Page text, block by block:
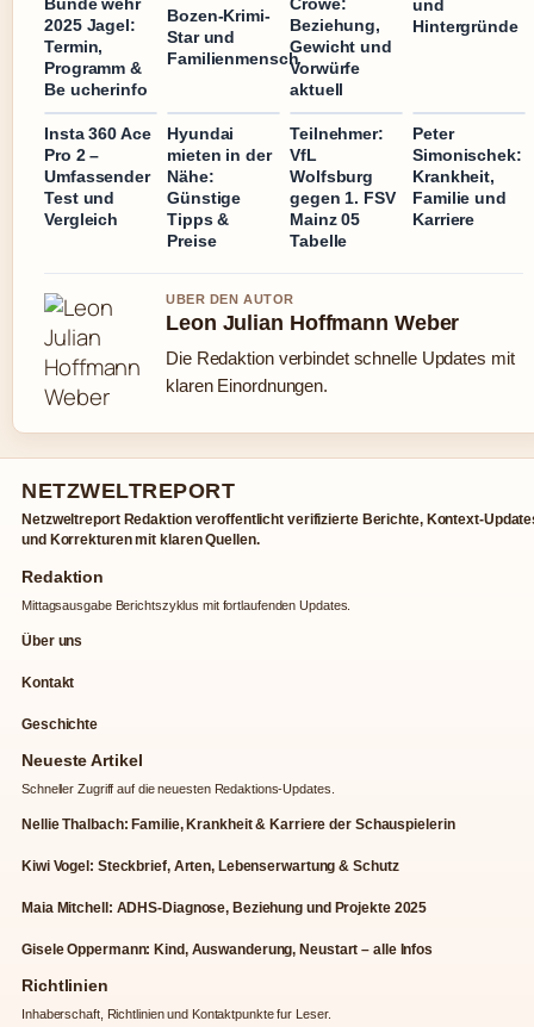
2025 Jagel:
Termin,
Programm &
Be ucherinfo
Bozen-Krimi-
Star und
Familienmensch
Beziehung,
Gewicht und
Vorwürfe
aktuell
und
Hintergründe
Insta 360 Ace
Pro 2 –
Umfassender
Test und
Vergleich
Hyundai
mieten in der
Nähe:
Günstige
Tipps &
Preise
Teilnehmer:
VfL
Wolfsburg
gegen 1. FSV
Mainz 05
Tabelle
Peter
Simonischek:
Krankheit,
Familie und
Karriere
UBER DEN AUTOR
Leon Julian Hoffmann Weber
Die Redaktion verbindet schnelle Updates mit
klaren Einordnungen.
NETZWELTREPORT
Netzweltreport Redaktion veroffentlicht verifizierte Berichte, Kontext-
und Korrekturen mit klaren Quellen.
Redaktion
Mittagsausgabe Berichtszyklus mit fortlaufenden Updates.
Über uns
Kontakt
Geschichte
Neueste Artikel
Schneller Zugriff auf die neuesten Redaktions-Updates.
Nellie Thalbach: Familie, Krankheit & Karriere der Schauspielerin
Kiwi Vogel: Steckbrief, Arten, Lebenserwartung & Schutz
Maia Mitchell: ADHS-Diagnose, Beziehung und Projekte 2025
Gisele Oppermann: Kind, Auswanderung, Neustart – alle Infos
Richtlinien
Inhaberschaft, Richtlinien und Kontaktpunkte fur Leser.